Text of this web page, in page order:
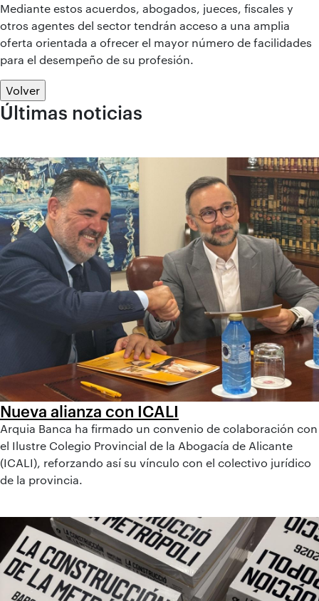
Mediante estos acuerdos, abogados, jueces, fiscales y
otros agentes del sector tendrán acceso a una amplia
oferta orientada a ofrecer el mayor número de facilidades
para el desempeño de su profesión.
Volver
Últimas noticias
Nueva alianza con ICALI
Arquia Banca ha firmado un convenio de colaboración con
el Ilustre Colegio Provincial de la Abogacía de Alicante
(ICALI), reforzando así su vínculo con el colectivo jurídico
de la provincia.